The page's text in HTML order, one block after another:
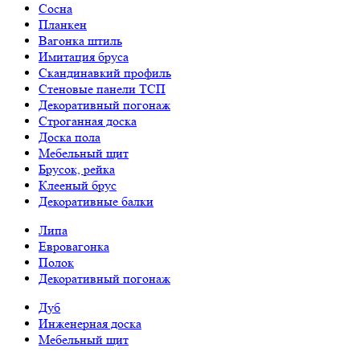
Сосна
Планкен
Вагонка штиль
Имитация бруса
Скандинавкий профиль
Стеновые панели ТСП
Декоративный погонаж
Строганная доска
Доска пола
Мебельный щит
Брусок, рейка
Клееный брус
Декоративные балки
Липа
Евровагонка
Полок
Декоративный погонаж
Дуб
Инженерная доска
Мебельный щит